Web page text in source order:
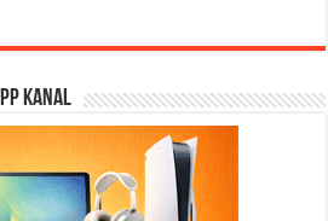
Kanal